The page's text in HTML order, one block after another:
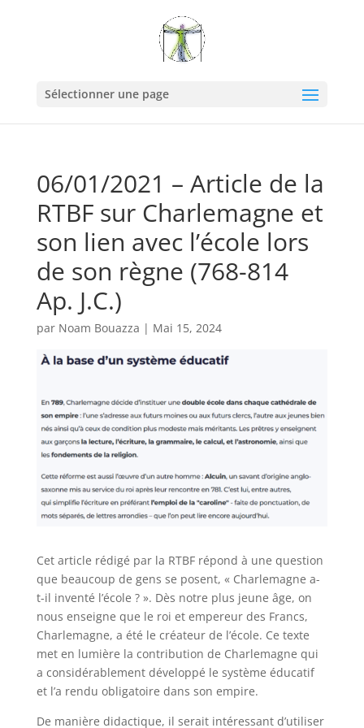
Sélectionner une page
06/01/2021 – Article de la
RTBF sur Charlemagne et
son lien avec l’école lors
de son règne (768-814
Ap. J.C.)
par Noam Bouazza | Mai 15, 2024
Cet article rédigé par la RTBF répond à une question
que beaucoup de gens se posent, « Charlemagne a-
t-il inventé l’école ? ». Dès notre plus jeune âge, on
nous enseigne que le roi et empereur des Francs,
Charlemagne, a été le créateur de l’école. Ce texte
met en lumière la contribution de Charlemagne qui
a considérablement développé le système éducatif
et l’a rendu obligatoire dans son empire.
De manière didactique, il serait intéressant d’utiliser